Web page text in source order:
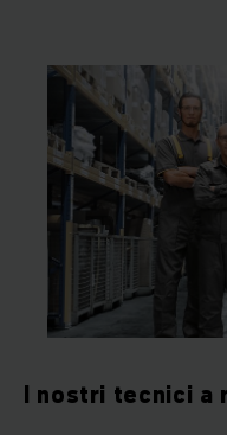
I nostri tecnici a